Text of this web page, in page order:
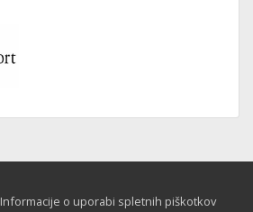
Informacije o uporabi spletnih piškotkov